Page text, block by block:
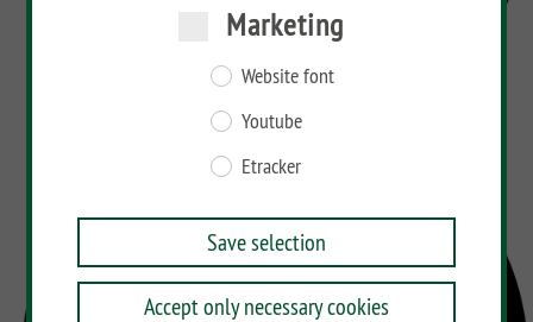
Marketing
Website font
Youtube
Etracker
Save selection
Accept only necessary cookies